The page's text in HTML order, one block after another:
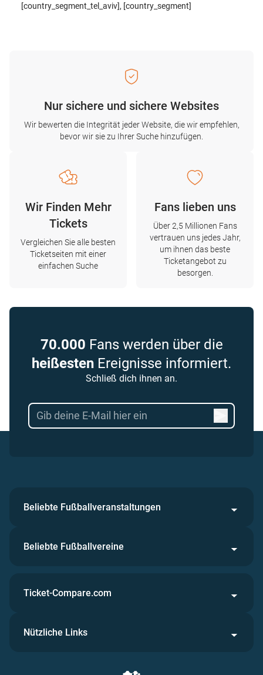
[country_segment_tel_aviv], [country_segment]
Nur sichere und sichere Websites
Wir bewerten die Integrität jeder Website, die wir empfehlen,
bevor wir sie zu Ihrer Suche hinzufügen.
Wir Finden Mehr
Tickets
Vergleichen Sie alle besten
Ticketseiten mit einer
einfachen Suche
Fans lieben uns
Über 2,5 Millionen Fans
vertrauen uns jedes Jahr,
um ihnen das beste
Ticketangebot zu
besorgen.
70.000 Fans werden über die
heißesten Ereignisse informiert.
Schließ dich ihnen an.
Beliebte Fußballveranstaltungen
Beliebte Fußballvereine
Ticket-Compare.com
Nützliche Links